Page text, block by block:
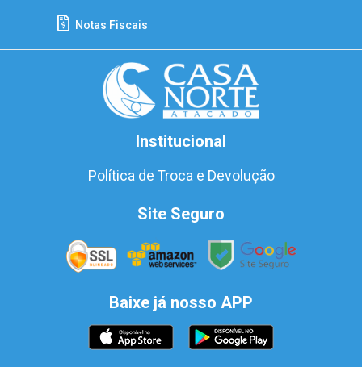
Notas Fiscais
Institucional
Política de Troca e Devolução
Site Seguro
Baixe já nosso APP